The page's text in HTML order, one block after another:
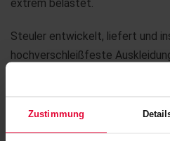
Zustimmung
extrem belastet.
Steuler entwickelt, liefert und
hochverschleißfeste
mit unterschiedlichem
von 5% bis zu 60%, sowie
zu 1.600 °C und der
Rohstoffe liefern wir High